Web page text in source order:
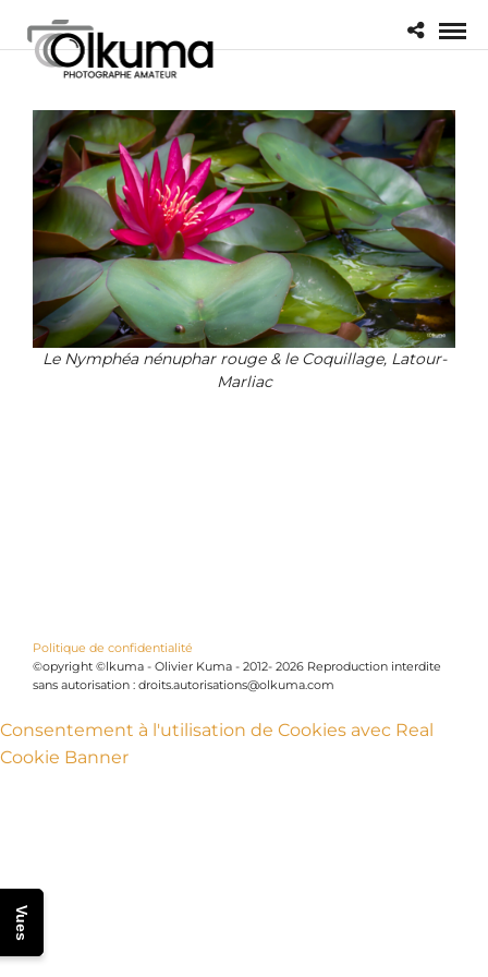
Le Nymphéa nénuphar rouge & le Coquillage, Latour-
Marliac
Politique de confidentialité
©opyright ©lkuma - Olivier Kuma - 2012- 2026 Reproduction interdite
sans autorisation : droits.autorisations@olkuma.com
Vues
Consentement à l'utilisation de Cookies avec Real
Cookie Banner